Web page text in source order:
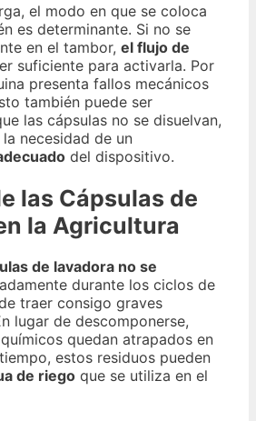
el modo en que se coloca
es determinante. Si no se
en el tambor, el flujo de
suficiente para activarla. Por
presenta fallos mecánicos
también puede ser
las cápsulas no se disuelvan,
necesidad de un
del dispositivo.
las Cápsulas de
la Agricultura
de lavadora no se
durante los ciclos de
traer consigo graves
lugar de descomponerse,
quedan atrapados en
estos residuos pueden
de riego que se utiliza en el